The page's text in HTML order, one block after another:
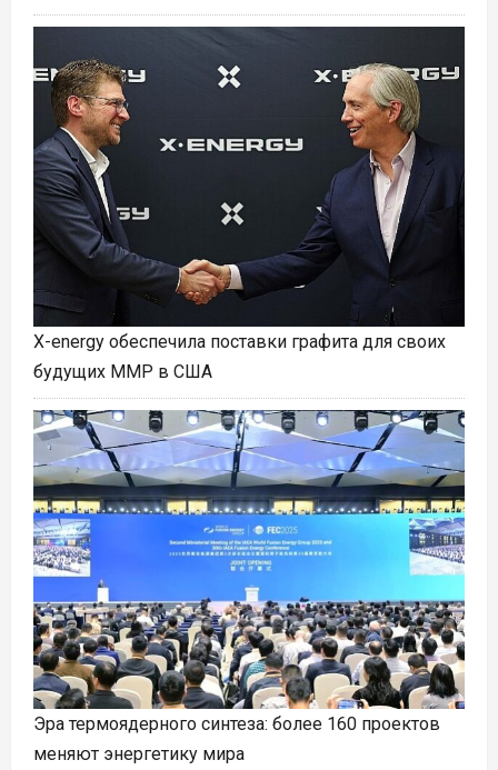
X-energy обеспечила поставки графита для своих
будущих ММР в США
Эра термоядерного синтеза: более 160 проектов
меняют энергетику мира